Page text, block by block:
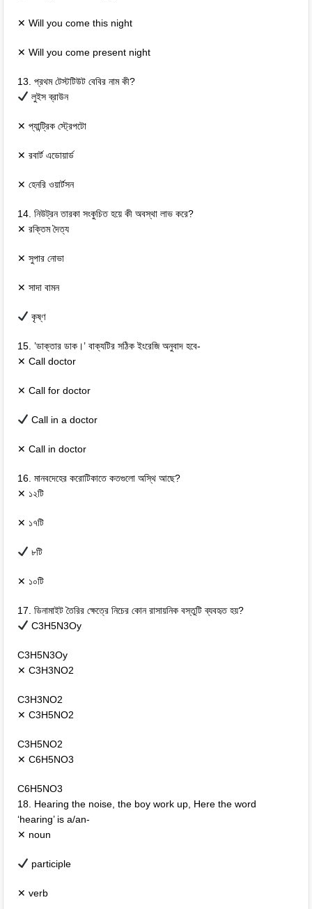
✕ Will you come this night
✕ Will you come present night
13. প্রথম টেস্টটিউট বেবির নাম কী?
লুইস ব্রাউন
✕ প্যান্ট্রিক স্ট্রেপটো
✕ রবার্ট এডোয়ার্ড
✕ হেনরি ওয়ার্টসন
14. নিউট্রন তারকা সংকুচিত হয়ে কী অবস্থা লাভ করে?
✕ রক্তিম দৈত্য
✕ সুপার নোভা
✕ সাদা বামন
কৃষ্ণ
15. ’ডাক্তার ডাক।’ বাক্যটির সঠিক ইংরেজি অনুবাদ হবে-
✕ Call doctor
✕ Call for doctor
Call in a doctor
✕ Call in doctor
16. মানবদেহের করোটিকাতে কতগুলো অস্থি আছে?
✕ ১২টি
✕ ১৭টি
৮টি
✕ ১০টি
17. ডিনামাইট তৈরির ক্ষেত্রে নিচের কোন রাসায়নিক বস্তুটি ব্যবহৃত হয়?
C3H5N3Oy
C3H5N3Oy
✕ C3H3NO2
C3H3NO2
✕ C3H5NO2
C3H5NO2
✕ C6H5NO3
C6H5NO3
18. Hearing the noise, the boy work up, Here the word
‘hearing’ is a/an-
✕ noun
participle
✕ verb